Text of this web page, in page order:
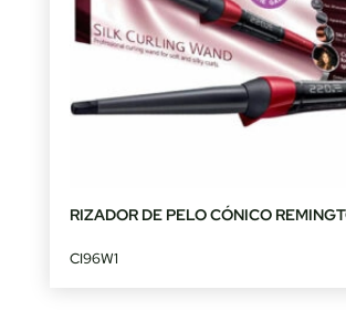
RIZADOR DE PELO CÓNICO
CI96W1